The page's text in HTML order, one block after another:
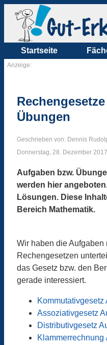
Startseite
Anzeige:
Übungen
Geschrieben von: Dennis
Donnerstag, 28. Dezember
Aufgaben bzw.
werden hier
Lösungen. Diese
Bereich Mathematik.
Wir haben die
Rechengesetzen
das Gesetz bzw. den
gerade interessiert.
Kommutativgesetz
Assoziativgesetz
Distributivgesetz
Klammerrechnung